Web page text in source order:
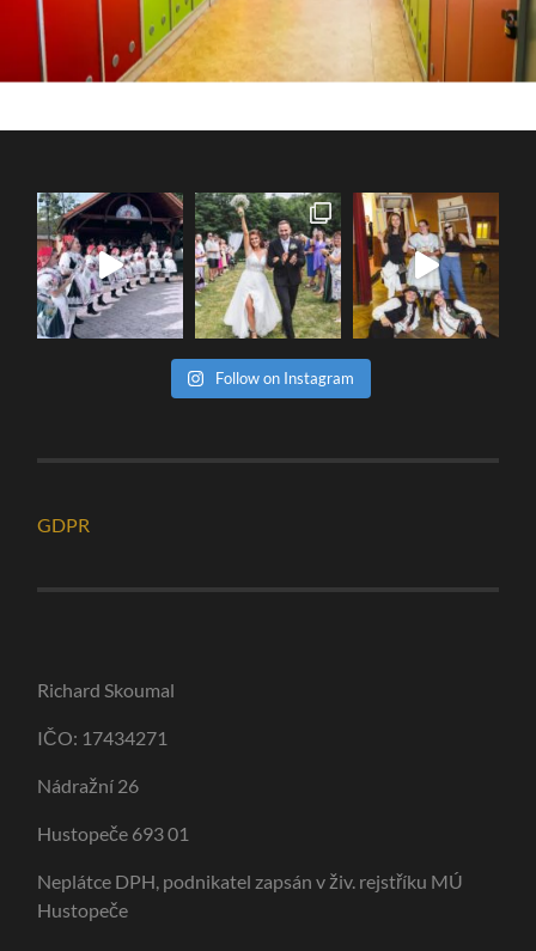
Follow on Instagram
GDPR
Richard Skoumal
IČO: 17434271
Nádražní 26
Hustopeče 693 01
Neplátce DPH, podnikatel zapsán v živ. rejstříku MÚ
Hustopeče